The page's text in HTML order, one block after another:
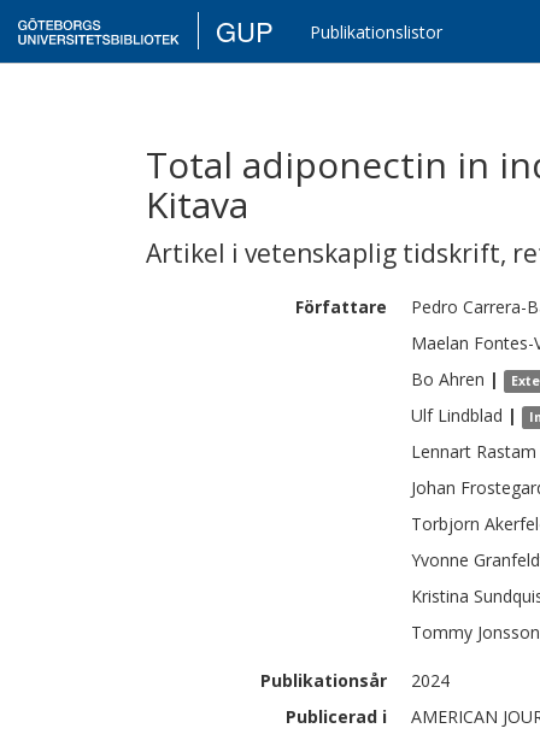
GUP Publikationslistor
Total adiponectin in
Kitava
Artikel i vetenskaplig tidskrift,
Författare Pedro Carrera-
Maelan Fontes-
Bo Ahren |
Ulf Lindblad |
Lennart Rastam
Johan
Torbjorn
Yvonne
Kristina
Tommy Jonsson
Publikationsår
2024
Publicerad i
AMERICAN